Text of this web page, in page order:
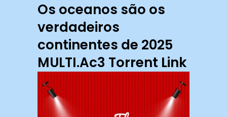
Os oceanos são os
verdadeiros
continentes de 2025
MULTI.Ac3 Torrent Link